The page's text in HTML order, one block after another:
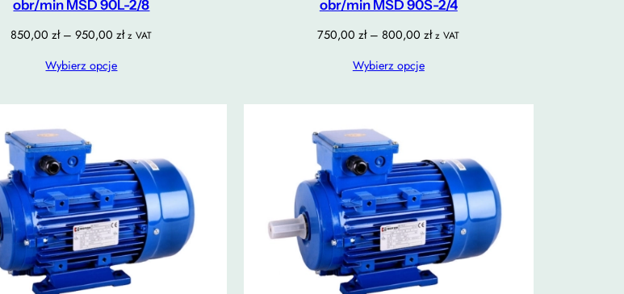
obr/min MSD 90L-2/8
850,00zł – 950,00złZakres
do
z VAT
Wybierz opcje
obr/min MSD 90S-2/4
750,00zł – 800,00złZakres
do
z VAT
Wybierz opcje